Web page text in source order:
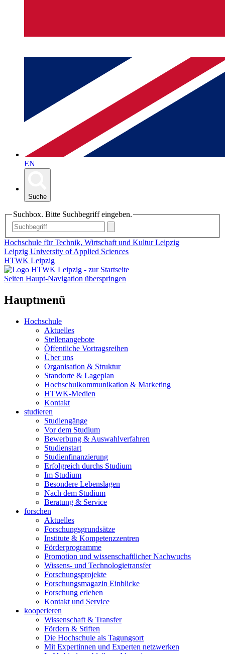
EN
Suche
Suchbox. Bitte Suchbegriff eingeben.
Hochschule für Technik, Wirtschaft und Kultur Leipzig
Leipzig University of Applied Sciences
HTWK Leipzig
Seiten Haupt-Navigation überspringen
Hauptmenü
Hochschule
Aktuelles
Stellenangebote
Öffentliche Vortragsreihen
Über uns
Organisation & Struktur
Standorte & Lageplan
Hochschulkommunikation & Marketing
HTWK-Medien
Kontakt
studieren
Studiengänge
Vor dem Studium
Bewerbung & Auswahlverfahren
Studienstart
Studienfinanzierung
Erfolgreich durchs Studium
Im Studium
Besondere Lebenslagen
Nach dem Studium
Beratung & Service
forschen
Aktuelles
Forschungsgrundsätze
Institute & Kompetenzzentren
Förderprogramme
Promotion und wissenschaftlicher Nachwuchs
Wissens- und Technologietransfer
Forschungsprojekte
Forschungsmagazin Einblicke
Forschung erleben
Kontakt und Service
kooperieren
Wissenschaft & Transfer
Fördern & Stiften
Die Hochschule als Tagungsort
Mit Expertinnen und Experten netzwerken